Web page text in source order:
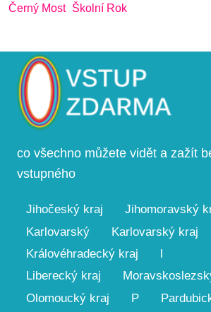
Černý Most Školní Rok
co všechno můžete vidět a zažít
vstupného
Jihočeský kraj Jihomoravský
Karlovarský
Karlovarský kraj
Královéhradecký kraj
l
Liberecký kraj
Olomoucký kraj
P